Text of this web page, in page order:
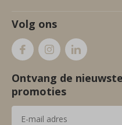
Volg ons
Ontvang de
promoties